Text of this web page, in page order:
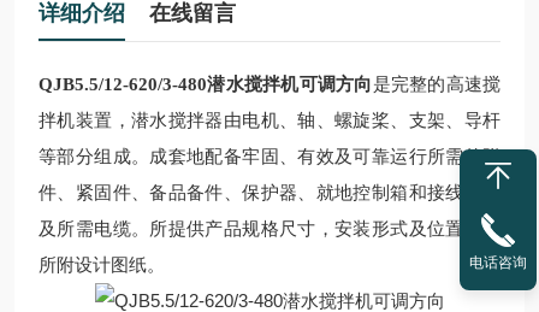
详细介绍 在线留言
QJB5.5/12-620/3-480潜水搅拌机可调方向是完整的高速搅
拌机装置，潜水搅拌器由电机、轴、螺旋桨、支架、导杆
等部分组成。成套地配备牢固、有效及可靠运行所需的附
件、紧固件、备品备件、保护器、就地控制箱和接线箱以
及所需电缆。所提供产品规格尺寸，安装形式及位置参照
所附设计图纸。
电话咨询